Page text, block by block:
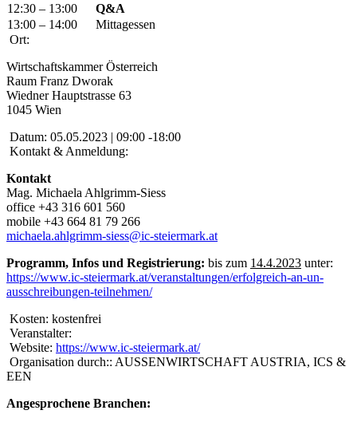
12:30 – 13:00
Q&A
13:00 – 14:00
Mittagessen
Ort:
Wirtschaftskammer Österreich
Raum Franz Dworak
Wiedner Hauptstrasse 63
1045 Wien
Datum: 05.05.2023 | 09:00 -18:00
Kontakt & Anmeldung:
Kontakt
Mag. Michaela Ahlgrimm-Siess
office +43 316 601 560
mobile +43 664 81 79 266
michaela.ahlgrimm-siess@ic-steiermark.at
Programm, Infos und Registrierung: bis zum 14.4.2023 unter:
https://www.ic-steiermark.at/veranstaltungen/erfolgreich-an-un-
ausschreibungen-teilnehmen/
Kosten: kostenfrei
Veranstalter:
Website: https://www.ic-steiermark.at/
Organisation durch:: AUSSENWIRTSCHAFT AUSTRIA, ICS &
EEN
Angesprochene Branchen: